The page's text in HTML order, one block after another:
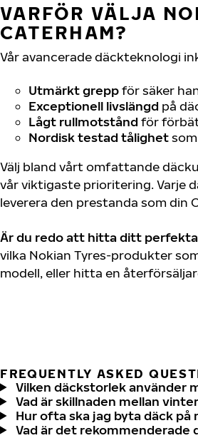
VARFÖR VÄLJA
CATERHAM?
Vår avancerade däckteknologi
Utmärkt greppför säker
Exceptionell livslängd på
Lågt rullmotstånd för
Nordisk testad tålighet
Välj bland vårt omfattande
vår viktigaste prioritering. Varje
leverera den prestanda som din
Är du redo att hitta ditt
vilka Nokian Tyres-produkter
modell, eller hitta en
FREQUENTLY ASKED
Vilken däckstorlek använder
Vad är skillnaden mellan
Hur ofta ska jag byta däck på
Vad är det